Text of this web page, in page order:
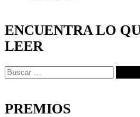
ENCUENTRA LO
LEER
Buscar:
PREMIOS